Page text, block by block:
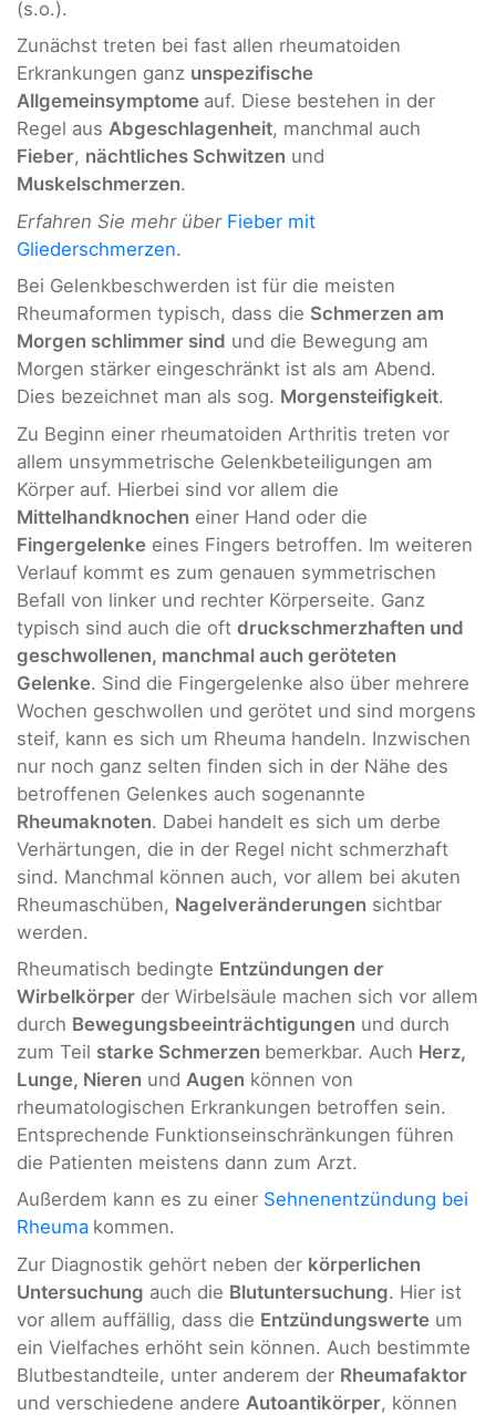
(s.o.).
Zunächst treten bei fast allen rheumatoiden
Erkrankungen ganz unspezifische
Allgemeinsymptome auf. Diese bestehen in der
Regel aus Abgeschlagenheit, manchmal auch
Fieber, nächtliches Schwitzen und
Muskelschmerzen.
Erfahren Sie mehr über Fieber mit
Gliederschmerzen.
Bei Gelenkbeschwerden ist für die meisten
Rheumaformen typisch, dass die Schmerzen am
Morgen schlimmer sind und die Bewegung am
Morgen stärker eingeschränkt ist als am Abend.
Dies bezeichnet man als sog. Morgensteifigkeit.
Zu Beginn einer rheumatoiden Arthritis treten vor
allem unsymmetrische Gelenkbeteiligungen am
Körper auf. Hierbei sind vor allem die
Mittelhandknochen einer Hand oder die
Fingergelenke eines Fingers betroffen. Im weiteren
Verlauf kommt es zum genauen symmetrischen
Befall von linker und rechter Körperseite. Ganz
typisch sind auch die oft druckschmerzhaften und
geschwollenen, manchmal auch geröteten
Gelenke. Sind die Fingergelenke also über mehrere
Wochen geschwollen und gerötet und sind morgens
steif, kann es sich um Rheuma handeln. Inzwischen
nur noch ganz selten finden sich in der Nähe des
betroffenen Gelenkes auch sogenannte
Rheumaknoten. Dabei handelt es sich um derbe
Verhärtungen, die in der Regel nicht schmerzhaft
sind. Manchmal können auch, vor allem bei akuten
Rheumaschüben, Nagelveränderungen sichtbar
werden.
Rheumatisch bedingte Entzündungen der
Wirbelkörper der Wirbelsäule machen sich vor allem
durch Bewegungsbeeinträchtigungen und durch
zum Teil starke Schmerzen bemerkbar. Auch Herz,
Lunge, Nieren und Augen können von
rheumatologischen Erkrankungen betroffen sein.
Entsprechende Funktionseinschränkungen führen
die Patienten meistens dann zum Arzt.
Außerdem kann es zu einer Sehnenentzündung bei
Rheuma kommen.
Zur Diagnostik gehört neben der körperlichen
Untersuchung auch die Blutuntersuchung. Hier ist
vor allem auffällig, dass die Entzündungswerte um
ein Vielfaches erhöht sein können. Auch bestimmte
Blutbestandteile, unter anderem der Rheumafaktor
und verschiedene andere Autoantikörper, können